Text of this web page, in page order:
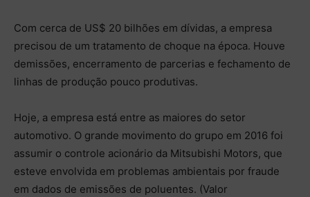
Com cerca de US$ 20 bilhões em dívidas, a empresa
precisou de um tratamento de choque na época. Houve
demissões, encerramento de parcerias e fechamento de
linhas de produção pouco produtivas.
Hoje, a empresa está entre as maiores do setor
automotivo. O grande movimento do grupo em 2016 foi
assumir o controle acionário da Mitsubishi Motors, que
esteve envolvida em problemas ambientais por fraude
em dados de emissões de poluentes. (Valor